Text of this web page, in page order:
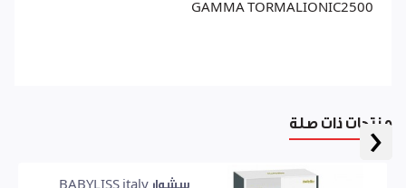
‹
GAMMA TORMALIONIC2500
منتجات ذات صلة